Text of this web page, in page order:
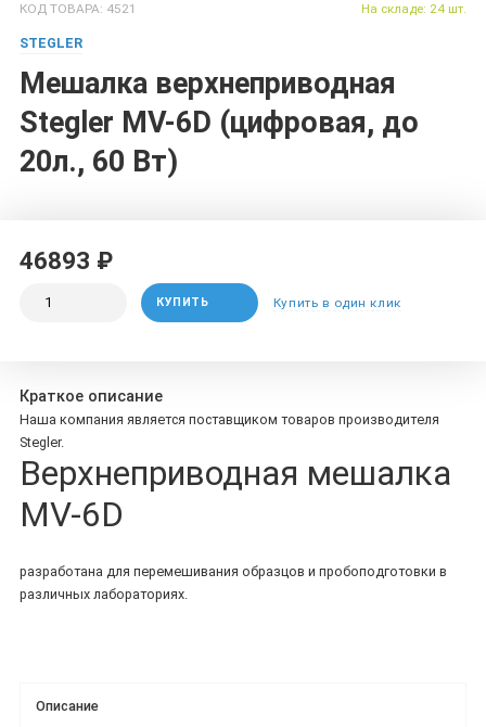
КОД ТОВАРА: 4521
STEGLER
Мешалка верхнеприводная
Stegler MV-6D (цифровая, до
20л., 60 Вт)
На складе: 24 шт.
46893 ₽
КУПИТЬ Купить в один клик
Краткое описание
Наша компания является поставщиком товаров производителя
Stegler.
Верхнеприводная мешалка
MV-6D
разработана для перемешивания образцов и пробоподготовки в
различных лабораториях.
Описание